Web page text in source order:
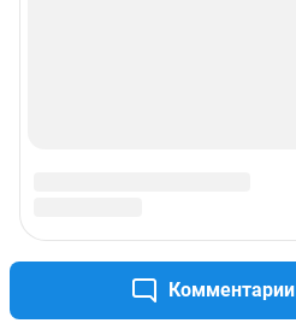
Комментарии
Подписаться на новости